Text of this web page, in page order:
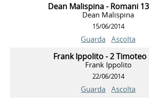
Dean Malispina - Romani
Dean Malispina
15/06/2014
Guarda Ascolta
Frank Ippolito - 2 Timoteo
Frank Ippolito
22/06/2014
Guarda Ascolta